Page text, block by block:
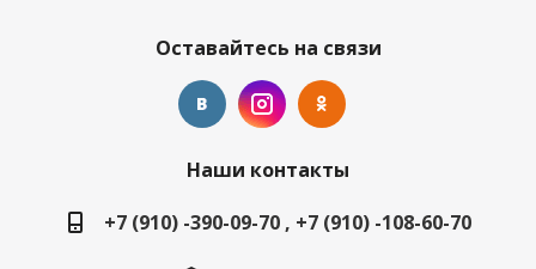
Оставайтесь на связи
Наши контакты
+7 (910) -390-09-70 , +7 (910) -108-60-70